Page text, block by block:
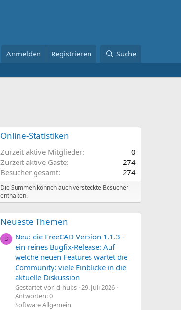
Anmelden Registrieren Suche
Online-Statistiken
Zurzeit aktive Mitglieder
0
Zurzeit aktive Gäste
274
Besucher gesamt
274
Die Summen können auch versteckte Besucher
enthalten.
Neueste Themen
D
Neu: die FreeCAD Version 1.1.3 -
ein reines Bugfix-Release: Auf
welche neuen Features wartet die
Community: viele Einblicke in die
aktuelle Diskussion
Gestartet von d-hubs 29. Juli 2026
Antworten: 0
Software Allgemein